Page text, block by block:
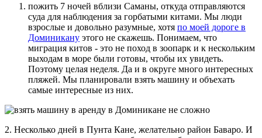
пожить 7 ночей вблизи Саманы, откуда отправляются
суда для наблюдения за горбатыми китами. Мы люди
взрослые и довольно разумные, хотя по моей дороге в
Доминикану этого не скажешь. Понимаем, что
миграция китов - это не поход в зоопарк и к нескольким
выходам в море были готовы, чтобы их увидеть.
Поэтому целая неделя. Да и в округе много интересных
пляжей. Мы планировали взять машину и объехать
самые интересные из них.
2. Несколько дней в Пунта Кане, желательно район Баваро. И